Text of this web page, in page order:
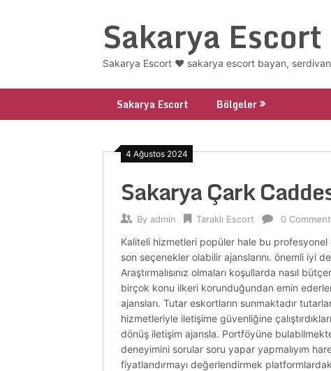
Sakarya Escort
Sakarya Escort ❤️ sakarya escort bayan,
Sakarya Escort Bölgeler
4 Ağustos 2024
Sakarya Çark
By admin Taraklı Escort 0
Kaliteli hizmetleri popüler hale bu profesyonel
son seçenekler olabilir ajanslarını. önemli iyi
Araştırmalısınız olmaları koşullarda nasıl
birçok konu ilkeri korunduğundan emin
ajansları. Tutar eskortların sunmaktadır
hizmetleriyle iletişime güvenliğine
dönüş iletişim ajansla. Portföyüne
deneyimini sorular soru yapar yapmalıyım
fiyatlandırmayı değerlendirmek